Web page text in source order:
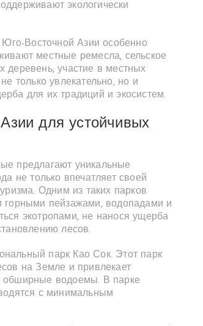
экологически
Восточной Азии особенно
местные ремесла, сельское
деревень, участие в местных
только увлекательно, но и
для их традиций и экосистем.
для устойчивых
предлагают уникальные
не только впечатляет своей
Одним из таких парков
горными пейзажами, водопадами и
экотропами, не нанося ущерба
лесов.
парк Као Сок. Этот парк
на Земле и привлекает
обширные водоемы. В парке
с минимальным